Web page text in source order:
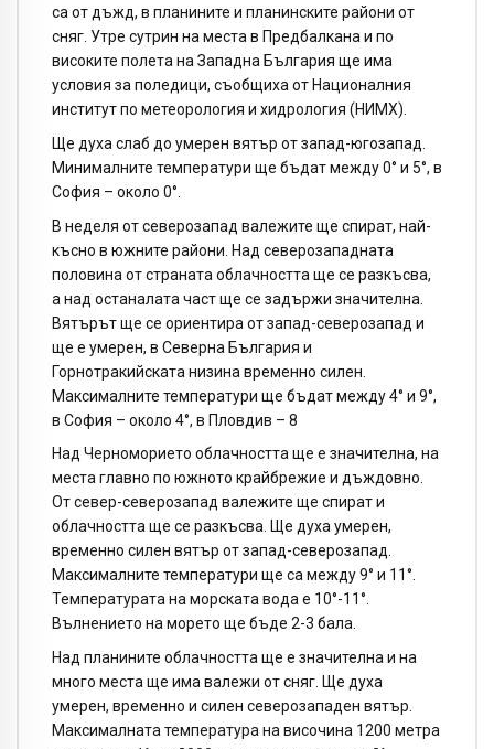
са от дъжд, в планините и планинските райони от
сняг. Утре сутрин на места в Предбалкана и по
високите полета на Западна България ще има
условия за поледици, съобщиха от Националния
институт по метеорология и хидрология (НИМХ).
Ще духа слаб до умерен вятър от запад-югозапад.
Минималните температури ще бъдат между 0° и 5°, в
София – около 0°.
В неделя от северозапад валежите ще спират, най-
късно в южните райони. Над северозападната
половина от страната облачността ще се разкъсва,
а над останалата част ще се задържи значителна.
Вятърът ще се ориентира от запад-северозапад и
ще е умерен, в Северна България и
Горнотракийската низина временно силен.
Максималните температури ще бъдат между 4° и 9°,
в София – около 4°, в Пловдив – 8
Над Черноморието облачността ще е значителна, на
места главно по южното крайбрежие и дъждовно.
От север-северозапад валежите ще спират и
облачността ще се разкъсва. Ще духа умерен,
временно силен вятър от запад-северозапад.
Максималните температури ще са между 9° и 11°.
Температурата на морската вода е 10°-11°.
Вълнението на морето ще бъде 2-3 бала.
Над планините облачността ще е значителна и на
много места ще има валежи от сняг. Ще духа
умерен, временно и силен северозападен вятър.
Максималната температура на височина 1200 метра